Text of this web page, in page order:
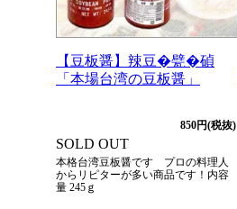
【豆板醤】辣豆�甓�碵
「本場台湾の豆板醤」
850円(税抜)
SOLD OUT
本格台湾豆板醤です プロの料理人
からリピターが多い商品です！内容
量 245ｇ